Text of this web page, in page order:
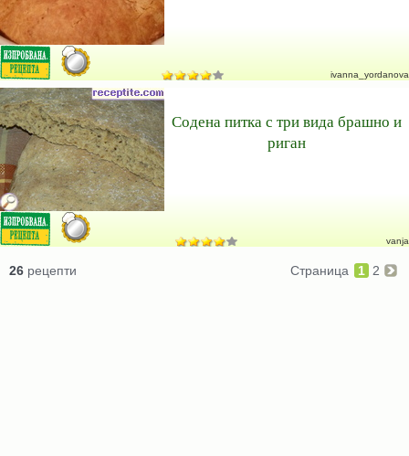
ivanna_yordanova
Содена питка с три вида брашно и
риган
vanja
26 рецепти Страница 1 2